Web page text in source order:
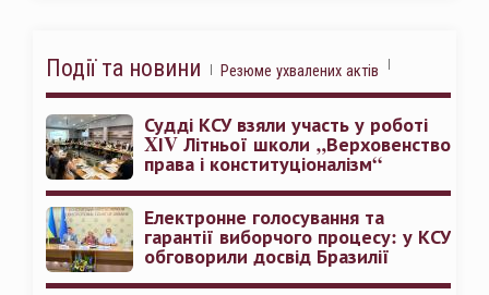
Події та новини Резюме ухвалених актів
Судді КСУ взяли участь у роботі
XІV Літньої школи „Верховенство
права і конституціоналізм“
Електронне голосування та
гарантії виборчого процесу: у КСУ
обговорили досвід Бразилії